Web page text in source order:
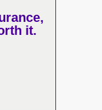
it.